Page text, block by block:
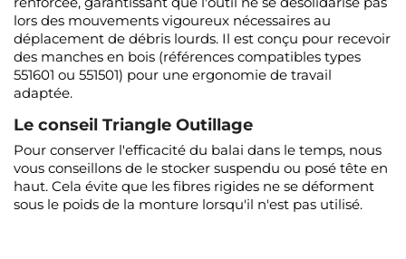
lors des mouvements vigoureux nécessaires au
déplacement de débris lourds. Il est conçu pour recevoir
des manches en bois (références compatibles types
551601 ou 551501) pour une ergonomie de travail
adaptée.
Le conseil Triangle Outillage
Pour conserver l'efficacité du balai dans le temps, nous
vous conseillons de le stocker suspendu ou posé tête en
haut. Cela évite que les fibres rigides ne se déforment
sous le poids de la monture lorsqu'il n'est pas utilisé.